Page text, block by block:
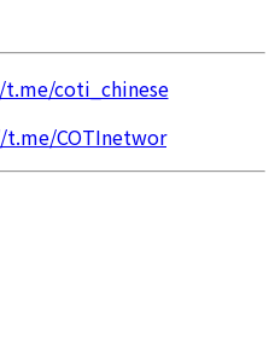
coti_chinese
COTInetwor